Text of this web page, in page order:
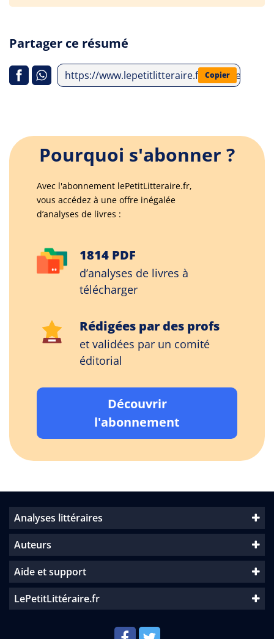
Partager ce résumé
https://www.lepetitlitteraire.fr/analyses-
Copier
Pourquoi s'abonner ?
Avec l'abonnement lePetitLitteraire.fr,
vous accédez à une offre inégalée
d’analyses de livres :
1814 PDF
d’analyses de livres à
télécharger
Rédigées par des profs
et validées par un comité
éditorial
Découvrir
l'abonnement
Analyses littéraires
Auteurs
Aide et support
LePetitLittéraire.fr